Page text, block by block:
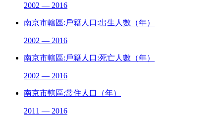
2002 — 2016
南京市轄區:戶籍人口:出生人數（年）
2002 — 2016
南京市轄區:戶籍人口:死亡人數（年）
2002 — 2016
南京市轄區:常住人口（年）
2011 — 2016